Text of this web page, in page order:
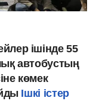
ішінде 55
автобустың
көмек
Ішкі істер